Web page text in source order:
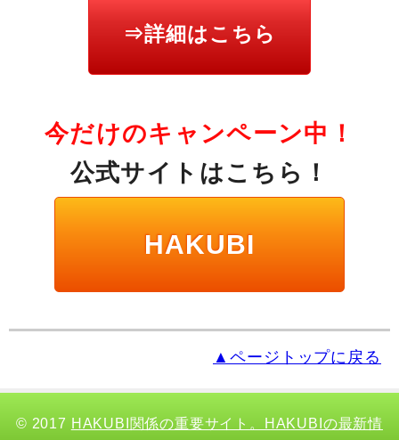
⇒詳細はこちら
今だけのキャンペーン中！
公式サイトはこちら！
HAKUBI
▲ページトップに戻る
© 2017 HAKUBI関係の重要サイト。HAKUBIの最新情